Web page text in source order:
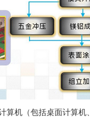
算机（包括桌面计算